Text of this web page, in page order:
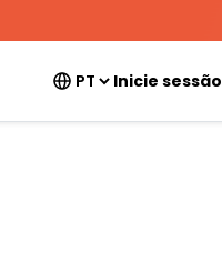
Inicie sessão